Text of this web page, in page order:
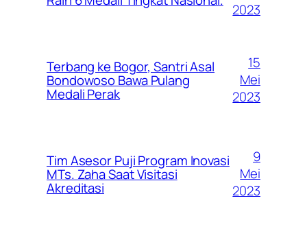
2023
Terbang ke Bogor, Santri Asal
Bondowoso Bawa Pulang
Medali Perak
15
Mei
2023
Tim Asesor Puji Program Inovasi
MTs. Zaha Saat Visitasi
Akreditasi
9
Mei
2023